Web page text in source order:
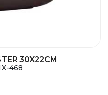
30X22CM
468